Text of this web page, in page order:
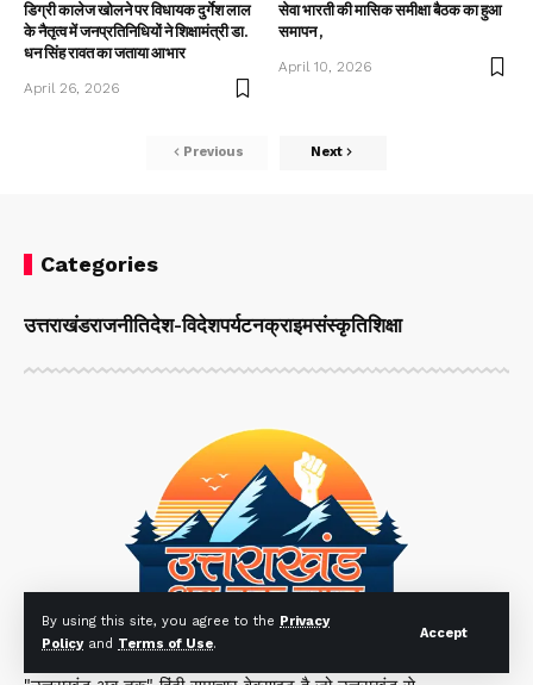
By using this site, you agree to the Privacy
Policyand Terms of Use.
Accept
डिग्री कालेज खोलने पर विधायक दुर्गेश लाल
के नैतृत्व में जनप्रतिनिधियों ने शिक्षामंत्री डा.
धन सिंह रावत का जताया आभार
April 26, 2026
सेवा भारती की मासिक समीक्षा बैठक का हुआ
समापन ,
April 10, 2026
Previous Next
Categories
उत्तराखंडराजनीतिदेश-विदेशपर्यटनक्राइमसंस्कृतिशिक्षा